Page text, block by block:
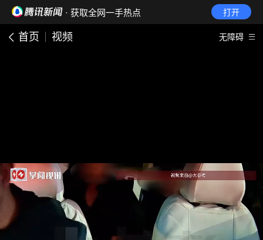
· 获取全网一手热点 打开
首页 视频 无障碍